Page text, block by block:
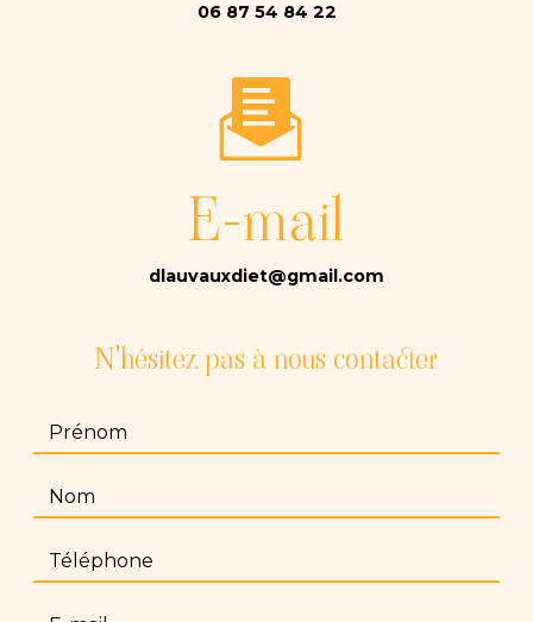
06 87 54 84 22
E-mail
dlauvauxdiet@gmail.com
N'hésitez pas à nous contacter